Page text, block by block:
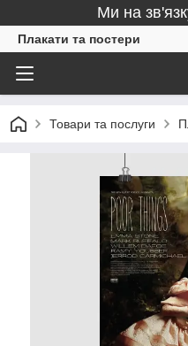
Ми на
Плакати та постери
Товари та послуги